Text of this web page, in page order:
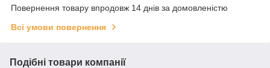
Повернення товару впродовж 14 днів за домовленістю
Всі умови повернення
Подібні товари компанії